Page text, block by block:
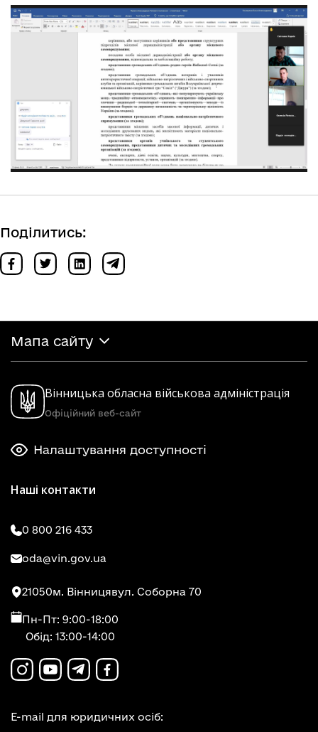
Поділитись:
Мапа сайту
Вінницька обласна військова адміністрація
Офіційний веб-сайт
Налаштування доступності
Наші контакти
0 800 216 433
oda@vin.gov.ua
21050м. Вінницявул. Соборна 70
Пн-Пт: 9:00-18:00
Обід: 13:00-14:00
E-mail для юридичних осіб: